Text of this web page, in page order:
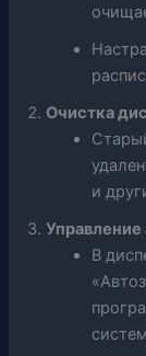
Очистка
и
Управление
В